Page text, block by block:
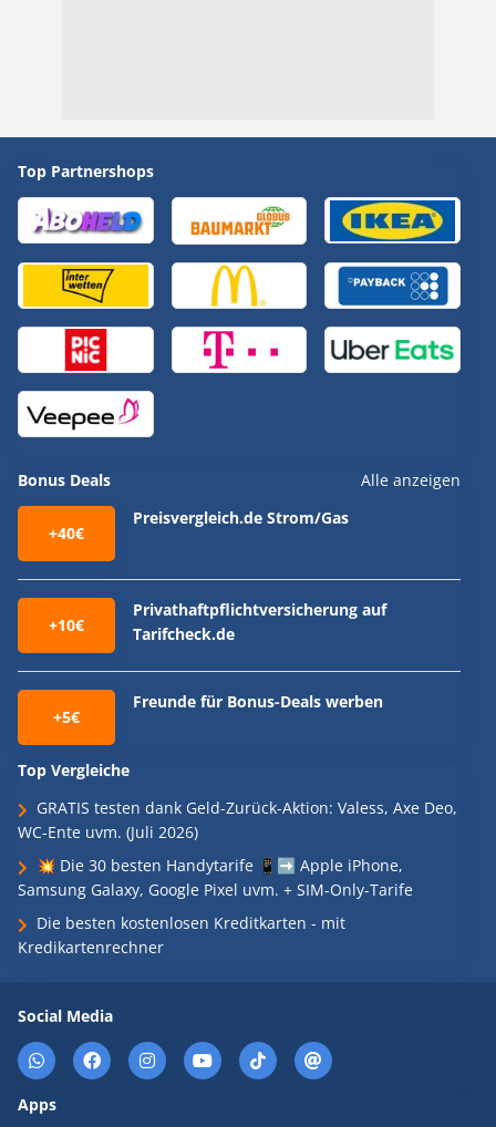
Top Partnershops
Bonus Deals Alle anzeigen
+40€
Preisvergleich.de Strom/Gas
+10€
Privathaftpflichtversicherung auf
Tarifcheck.de
+5€
Freunde für Bonus-Deals werben
Top Vergleiche
GRATIS testen dank Geld-Zurück-Aktion: Valess, Axe Deo,
WC-Ente uvm. (Juli 2026)
💥 Die 30 besten Handytarife 📱➡️ Apple iPhone,
Samsung Galaxy, Google Pixel uvm. + SIM-Only-Tarife
Die besten kostenlosen Kreditkarten - mit
Kredikartenrechner
Social Media
Apps